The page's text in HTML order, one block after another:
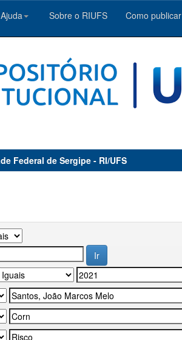
Ajuda Sobre o RIUFS Como publicar
Federal de Sergipe - RI/UFS